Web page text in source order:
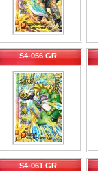
S4-056 GR
S4-061 GR